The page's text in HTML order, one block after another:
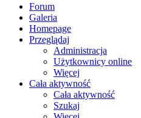
Forum
Galeria
Homepage
Przeglądaj
Administracja
Użytkownicy online
Więcej
Cała aktywność
Cała aktywność
Szukaj